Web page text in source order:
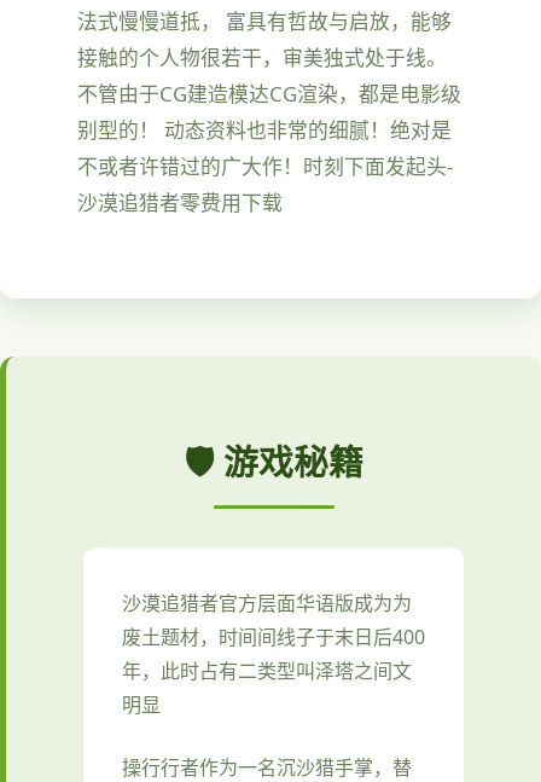
法式慢慢道抵， 富具有哲故与启放，能够
接触的个人物很若干，审美独式处于线。
不管由于CG建造模达CG渲染，都是电影级
别型的！ 动态资料也非常的细腻！绝对是
不或者许错过的广大作！时刻下面发起头-
沙漠追猎者零费用下载
🛡️ 游戏秘籍
沙漠追猎者官方层面华语版成为为
废土题材，时间间线子于末日后400
年，此时占有二类型叫泽塔之间文
明显
操行行者作为一名沉沙猎手掌，替